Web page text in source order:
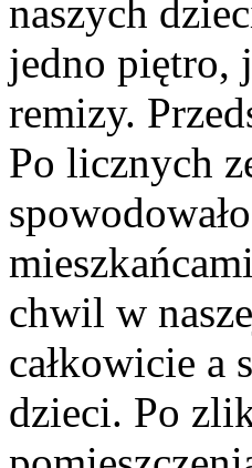
naszych
jedno piętro,
remizy.
Po licznych
chwil w
całkowicie a
dzieci. Po